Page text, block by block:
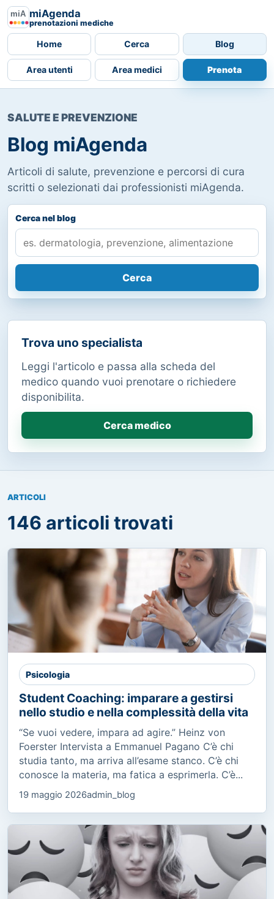
miAgenda
prenotazioni mediche
Home Cerca Blog
Area utenti Area medici Prenota
SALUTE E PREVENZIONE
Blog miAgenda
Articoli di salute, prevenzione e percorsi di cura
scritti o selezionati dai professionisti miAgenda.
Cerca nel blog
Cerca
Trova uno specialista
Leggi l'articolo e passa alla scheda del
medico quando vuoi prenotare o richiedere
disponibilita.
Cerca medico
ARTICOLI
146 articoli trovati
Psicologia
Student Coaching: imparare a gestirsi
nello studio e nella complessità della vita
“Se vuoi vedere, impara ad agire.” Heinz von
Foerster Intervista a Emmanuel Pagano C’è chi
studia tanto, ma arriva all’esame stanco. C’è chi
conosce la materia, ma fatica a esprimerla. C’è...
19 maggio 2026admin_blog